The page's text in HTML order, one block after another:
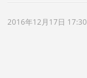
2016年12月17日 17:30